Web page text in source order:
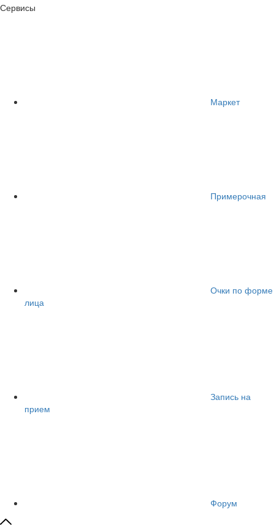
Сервисы
Маркет
Примерочная
Очки по форме
лица
Запись на
прием
Форум